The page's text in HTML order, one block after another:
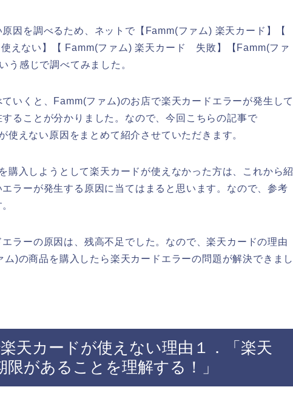
因を調べるため、ネットで【Famm(ファム) 楽天カード】【
えない】【 Famm(ファム) 楽天カード 失敗】【Famm(ファ
感じで調べてみました。
いくと、Famm(ファム)のお店で楽天カードエラーが発生して
ることが分かりました。なので、今回こちらの記事で
使えない原因をまとめて紹介させていただきます。
購入しようとして楽天カードが使えなかった方は、これから紹
ラーが発生する原因に当てはまると思います。なので、参考
ラーの原因は、残高不足でした。なので、楽天カードの理由
)の商品を購入したら楽天カードエラーの問題が解決できまし
天カードが使えない理由１．「楽天
があることを理解する！」